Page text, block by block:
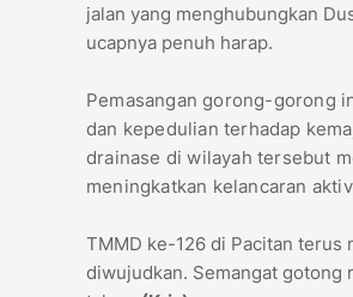
jalan yang menghubungkan
ucapnya penuh harap.
Pemasangan gorong-gorong
dan kepedulian terhadap
drainase di wilayah tersebut
meningkatkan kelancaran
TMMD ke-126 di Pacitan terus
diwujudkan. Semangat gotong